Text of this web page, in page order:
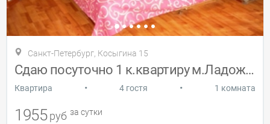
Санкт-Петербург, Косыгина 15
Сдаю посуточно 1 к.квартиру м.Ладожская
Квартира • 4 гостя • 1 комната
1955 руб за сутки